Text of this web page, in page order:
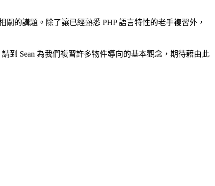
的講題。除了讓已經熟悉 PHP 語言特性的老手複習外，
到 Sean 為我們複習許多物件導向的基本觀念，期待藉由此